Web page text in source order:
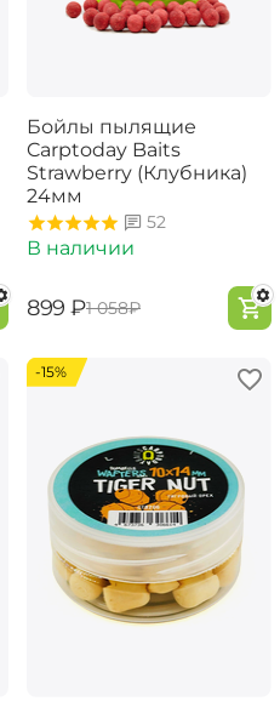
Бойлы пылящие
Carptoday Baits
Strawberry (Клубника)
24мм
52
В наличии
‍899‍ ₽‍1 058‍₽
-15%